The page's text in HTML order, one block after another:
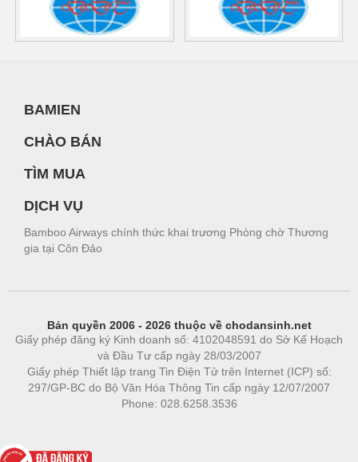
BAMIEN
CHÀO BÁN
TÌM MUA
DỊCH VỤ
Bamboo Airways chính thức khai trương Phòng chờ Thương
gia tại Côn Đảo
Bản quyền 2006 - 2026 thuộc về chodansinh.net
Giấy phép đăng ký Kinh doanh số: 4102048591 do Sở Kế Hoạch
và Đầu Tư cấp ngày 28/03/2007
Giấy phép Thiết lập trang Tin Điện Tử trên Internet (ICP) số:
297/GP-BC do Bộ Văn Hóa Thông Tin cấp ngày 12/07/2007
Phone: 028.6258.3536